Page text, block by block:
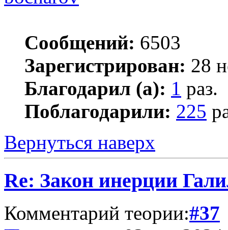
Сообщений: 6503
Зарегистрирован: 28
Благодарил (а): 1 раз.
Поблагодарили: 225
Вернуться наверх
Re: Закон инерции
Комментарий теории:#37